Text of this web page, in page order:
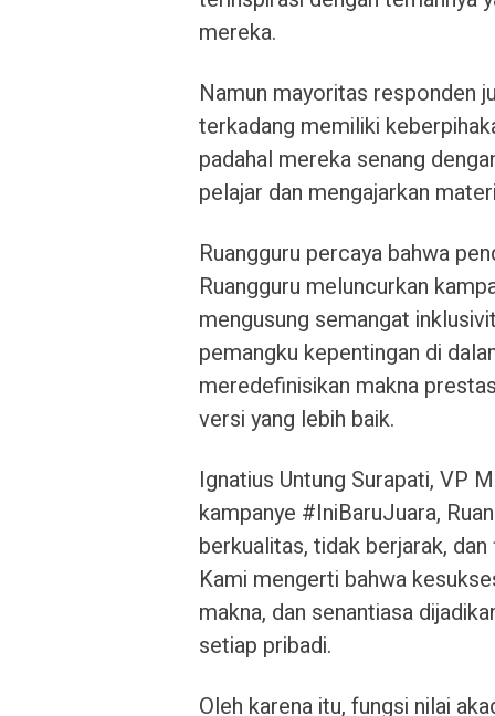
mereka.
Namun mayoritas responden
terkadang memiliki
padahal mereka senang
pelajar dan mengajarkan
Ruangguru percaya bahwa
Ruangguru meluncurkan
mengusung semangat
pemangku kepentingan di
meredefinisikan makna
versi yang lebih baik.
Ignatius Untung Surapati, VP
kampanye #IniBaruJuara,
berkualitas, tidak berjarak,
Kami mengerti bahwa
makna, dan senantiasa
setiap pribadi.
Oleh karena itu, fungsi nilai